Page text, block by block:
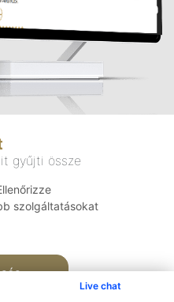
Live chat
gyűjti össze
szolgáltatásokat